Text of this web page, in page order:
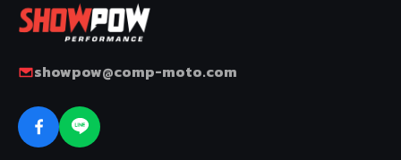
showpow@comp-moto.com